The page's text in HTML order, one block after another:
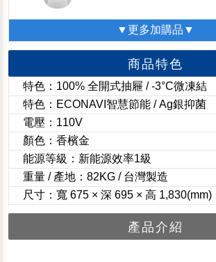
▼更多加購品▼
商品特色
特色：100% 全開式抽屜 / -3°C微凍結
特色：ECONAVI智慧節能 / Ag銀抑菌
電壓：110V
顏色：香檳金
能源等級：新能源效率1級
重量 / 產地：82KG / 台灣製造
尺寸：寬 675 × 深 695 × 高 1,830(mm)
產品介紹